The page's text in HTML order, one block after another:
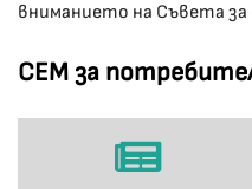
СЕМ за
вниманието на Съвета